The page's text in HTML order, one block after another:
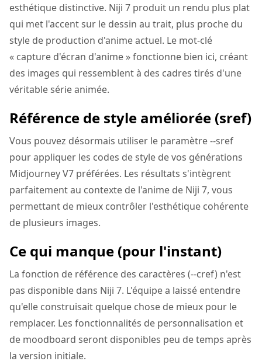
esthétique distinctive. Niji 7 produit un rendu plus plat
qui met l'accent sur le dessin au trait, plus proche du
style de production d'anime actuel. Le mot-clé
« capture d'écran d'anime » fonctionne bien ici, créant
des images qui ressemblent à des cadres tirés d'une
véritable série animée.
Référence de style améliorée (sref)
Vous pouvez désormais utiliser le paramètre --sref
pour appliquer les codes de style de vos générations
Midjourney V7 préférées. Les résultats s'intègrent
parfaitement au contexte de l'anime de Niji 7, vous
permettant de mieux contrôler l'esthétique cohérente
de plusieurs images.
Ce qui manque (pour l'instant)
La fonction de référence des caractères (--cref) n'est
pas disponible dans Niji 7. L'équipe a laissé entendre
qu'elle construisait quelque chose de mieux pour le
remplacer. Les fonctionnalités de personnalisation et
de moodboard seront disponibles peu de temps après
la version initiale.